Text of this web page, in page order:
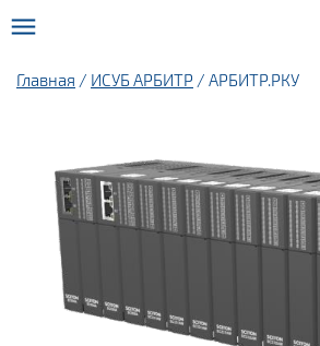
Главная / ИСУБ АРБИТР / АРБИТР.РКУ